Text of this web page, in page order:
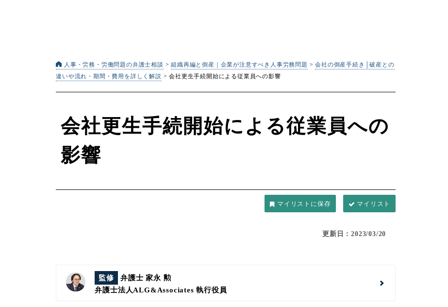
人事・労務・労働問題の弁護士相談 >組織再編と倒産｜企業が注意すべき人事労務問題 >会社の倒産手続き│破産との
違いや流れ・期間・費用を詳しく解説 >会社更生手続開始による従業員への影響
会社更生手続開始による従業員への
影響
マイリスト
更新日：2023/03/20
監修
弁護士 家永 勲
弁護士法人ALG&Associates執行役員